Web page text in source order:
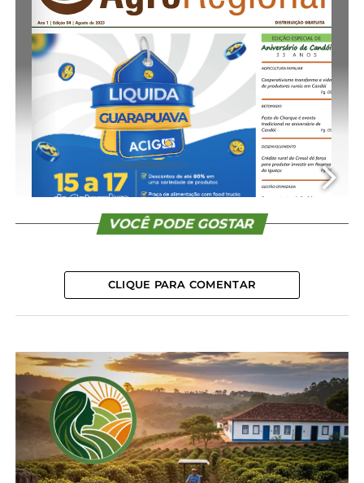
1/16
Compartilhe isso:
CONTINUE READING
VOCÊ PODE GOSTAR
CLIQUE PARA COMENTAR